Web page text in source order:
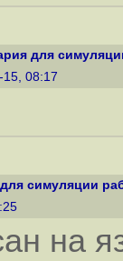
для
08:17
симуляции
на